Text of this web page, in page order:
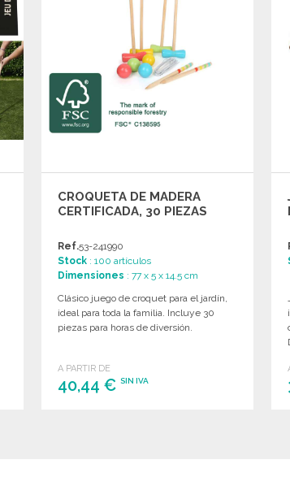
CROQUETA DE MADERA
CERTIFICADA, 30 PIEZAS
Ref.53-241990
Stock : 100 artículos
Dimensiones : 77 x 5 x 14.5 cm
Clásico juego de croquet para el jardín,
ideal para toda la familia. Incluye 30
piezas para horas de diversión.
A PARTIR DE
40,44 €SIN IVA